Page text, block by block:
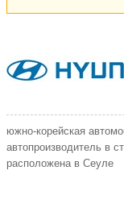
южно-корейская
автопроизводитель в
расположена в Сеуле